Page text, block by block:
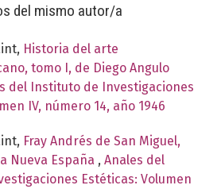
del mismo autor/a
Historia del arte
tomo I, de Diego Angulo
del Instituto de Investigaciones
IV, número 14, año 1946
Fray Andrés de San Miguel,
Nueva España , Anales del
Estéticas: Volumen